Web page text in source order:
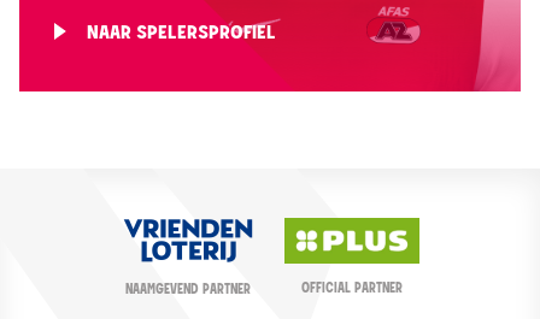
NAAR SPELERSPROFIEL
NAAMGEVEND PARTNER OFFICIAL PARTNER